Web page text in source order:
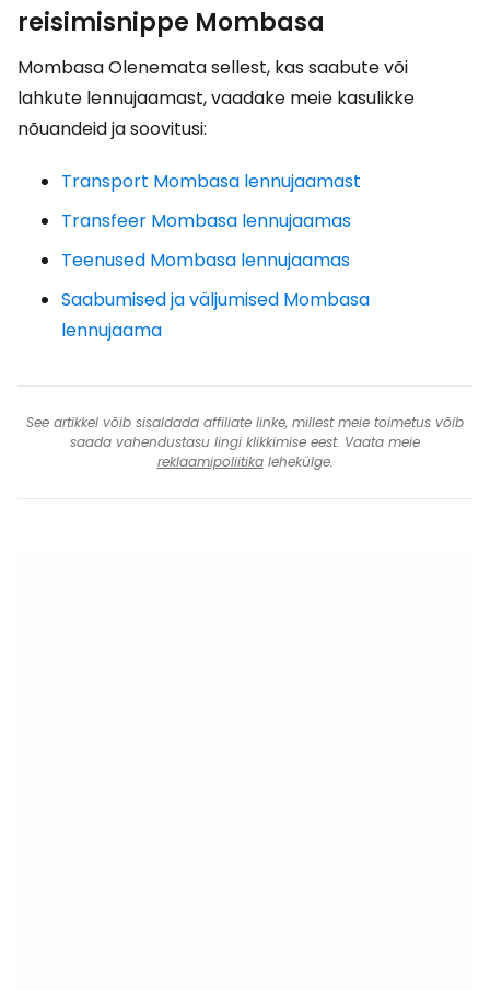
reisimisnippe Mombasa
Mombasa Olenemata sellest, kas saabute või
lahkute lennujaamast, vaadake meie kasulikke
nõuandeid ja soovitusi:
Transport Mombasa lennujaamast
Transfeer Mombasa lennujaamas
Teenused Mombasa lennujaamas
Saabumised ja väljumised Mombasa
lennujaama
See artikkel võib sisaldada affiliate linke, millest meie toimetus võib
saada vahendustasu lingi klikkimise eest. Vaata meie
reklaamipoliitikalehekülge.